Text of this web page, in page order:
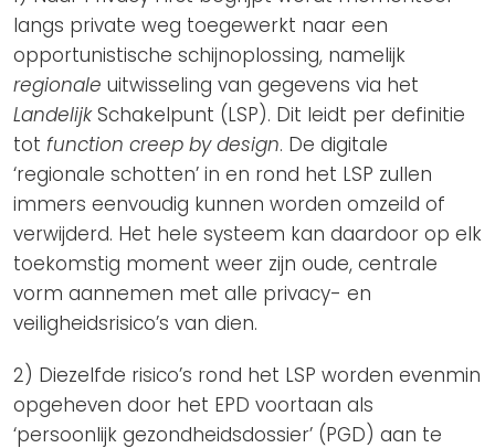
langs private weg toegewerkt naar een
opportunistische schijnoplossing, namelijk
regionale uitwisseling van gegevens via het
LandelijkSchakelpunt (LSP). Dit leidt per definitie
tot function creep by design. De digitale
‘regionale schotten’ in en rond het LSP zullen
immers eenvoudig kunnen worden omzeild of
verwijderd. Het hele systeem kan daardoor op elk
toekomstig moment weer zijn oude, centrale
vorm aannemen met alle privacy- en
veiligheidsrisico’s van dien.
2) Diezelfde risico’s rond het LSP worden evenmin
opgeheven door het EPD voortaan als
‘persoonlijk gezondheidsdossier’ (PGD) aan te